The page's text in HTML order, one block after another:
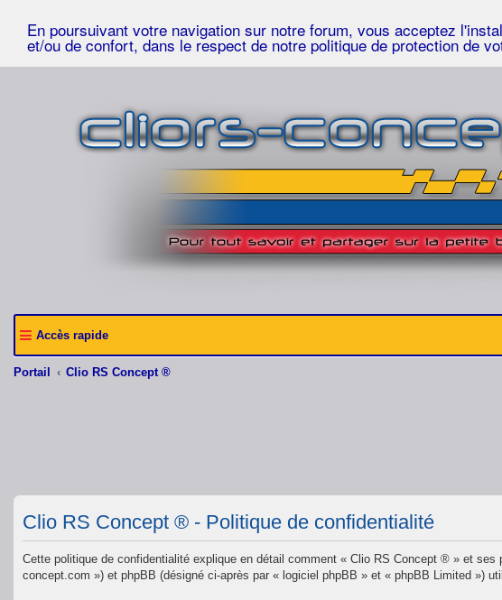
En poursuivant votre navigation sur notre forum, vous acceptez
et/ou de confort, dans le respect de notre politique de protection de
Accès rapide
Portail Clio RS Concept ®
Clio RS Concept ® - Politique de confidentialité
Cette politique de confidentialité explique en détail comment « Clio RS Concept ® » et
concept.com ») et phpBB (désigné ci-après par « logiciel phpBB » et « phpBB Limited »)